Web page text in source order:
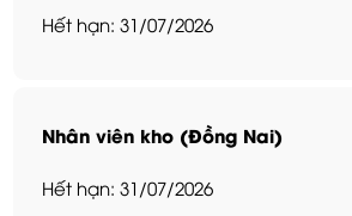
Hết hạn: 31/07/2026
Nhân viên kho (Đồng Nai)
Hết hạn: 31/07/2026